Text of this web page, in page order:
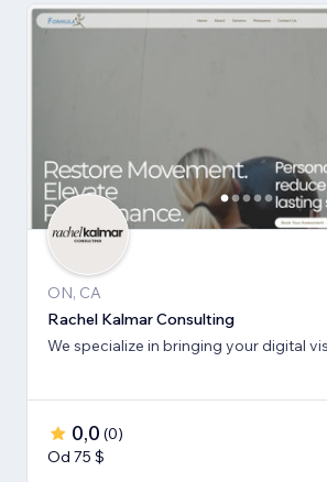
ON, CA
Rachel Kalmar Consulting
We specialize in bringing your digital
0,0 (0)
Od 75 $